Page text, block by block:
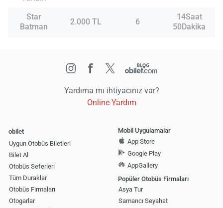
Star
Batman
2.000 TL 6
14Saat
50Dakika
Yardıma mı ihtiyacınız var?
Online Yardım
obilet
Uygun Otobüs Biletleri
Bilet Al
Otobüs Seferleri
Tüm Duraklar
Otobüs Firmaları
Otogarlar
Mobil Uygulamalar
App Store
Google Play
AppGallery
Popüler Otobüs Firmaları
Asya Tur
Samancı Seyahat